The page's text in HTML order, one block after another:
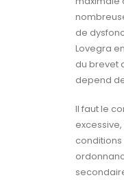
de
Lovegra
du brevet
depend
Il faut le